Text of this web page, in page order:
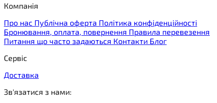
Компанія
Про нас Публічна оферта Політика конфіденційності
Бронювання, оплата, повернення Правила перевезення
Питання що часто задаються Контакти Блог
Сервіс
Доставка
Зв'язатися з нами: